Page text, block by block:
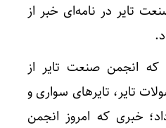
تایر در نامه‌ای خبر از
انجمن صنعت تایر از
تایر، تایرهای سواری و
خبری که امروز انجمن